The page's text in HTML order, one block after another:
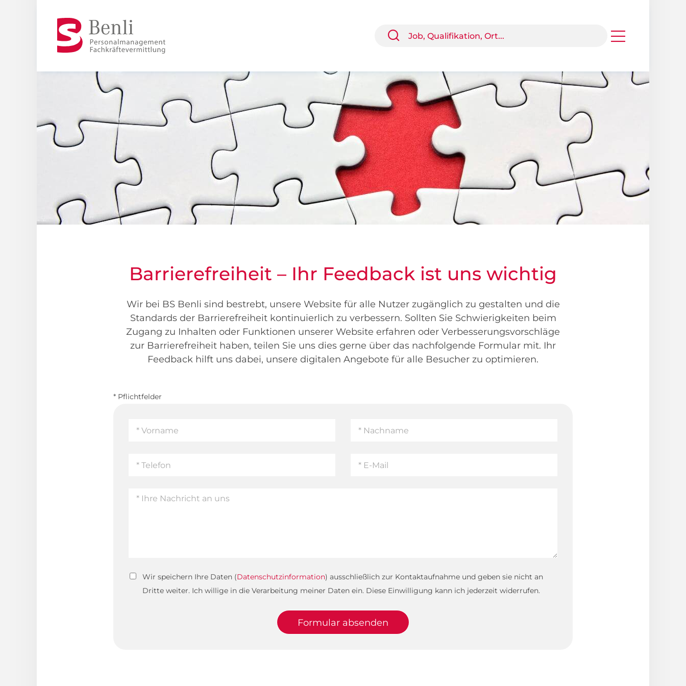
Barrierefreiheit – Ihr Feedback ist uns wichtig
Wir bei BS Benli sind bestrebt, unsere Website für alle Nutzer zugänglich zu gestalten und die
Standards der Barrierefreiheit kontinuierlich zu verbessern. Sollten Sie Schwierigkeiten beim
Zugang zu Inhalten oder Funktionen unserer Website erfahren oder Verbesserungsvorschläge
zur Barrierefreiheit haben, teilen Sie uns dies gerne über das nachfolgende Formular mit. Ihr
Feedback hilft uns dabei, unsere digitalen Angebote für alle Besucher zu optimieren.
* Pflichtfelder
Wir speichern Ihre Daten (Datenschutzinformation) ausschließlich zur Kontaktaufnahme und geben sie nicht an
Dritte weiter. Ich willige in die Verarbeitung meiner Daten ein. Diese Einwilligung kann ich jederzeit widerrufen.
Formular absenden